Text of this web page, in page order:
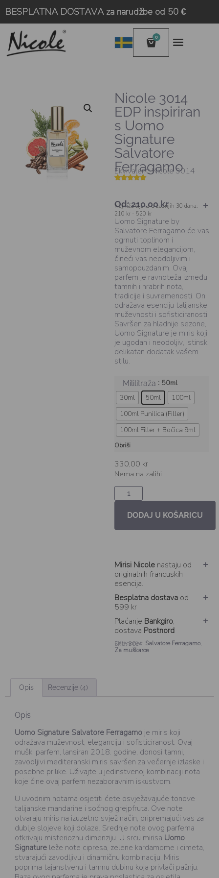
BESPLATNA DOSTAVA za narudžbe od 50 €
0
Nicole 3014
EDP inspiriran
s Uomo
Signature
Salvatore
Ferragamo
Ekvivalent: Nicole 3014
ukupno 5 (
korisnika)
Od:210,00kr
Najniža cijena u zadnjih 30 dana:
210 kr - 520 kr
Uomo Signature by
Salvatore Ferragamo će vas
ogrnuti toplinom i
muževnom elegancijom,
čineći vas neodoljivim i
samopouzdanim. Ovaj
parfem je ravnoteža između
tamnih i hrabrih nota,
tradicije i suvremenosti. On
odražava esenciju talijanske
muževnosti i sofisticiranosti.
Savršen za hladnije sezone,
Uomo Signature je miris koji
je ugodan i neodoljiv, istinski
delikatan dodatak vašem
stilu.
Mililitraža : 50ml
30ml 50ml
100ml
100ml Punilica (Filler)
100ml Filler + Bočica 9ml
Obriši
330,00 kr
Nema na zalihi
DODAJ U KOŠARICU
Mirisi Nicole nastaju od
originalnih francuskih
esencija.
Besplatna dostava od
599 kr
Plaćanje Bankgiro,
dostava Postnord
SKU: 3014
Categories: Salvatore Ferragamo,
Za muškarce
Opis Recenzije (4)
Opis
Uomo Signature Salvatore Ferragamo je miris koji
odražava muževnost, eleganciju i sofisticiranost. Ovaj
muški parfem, lansiran 2018. godine, donosi tamni,
zavodljivi mediteranski miris savršen za večernje izlaske i
posebne prilike. Uživajte u jedinstvenoj kombinaciji nota
koje čine ovaj parfem nezaboravnim iskustvom.
U uvodnim notama osjetiti ćete osvježavajuće tonove
talijanske mandarine i sočnog grejpfruta. Ove note
otvaraju miris na izuzetno svjež način, pripremajući vas za
dublje slojeve koji dolaze. Srednje note ovog parfema
otkrivaju misterioznu dimenziju. U srcu mirisa Uomo
Signature leže note cipresa, zelene kardamome i cimeta,
stvarajući zavodljivu i dinamičnu kombinaciju. Miris
poprima tajanstvenu i tamnu dubinu koja privlači pažnju.